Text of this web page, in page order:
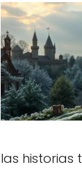
las historias